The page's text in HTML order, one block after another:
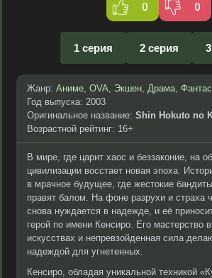
0 0
1 серия 2 серия
Жанр: Аниме, OVA, Экшен, Драма,
Год выпуска: 2003
Оригинальное название: Shin Hokuto no
Возрастной рейтинг: 16+
В мире, где царит хаос и беззаконие, на
цивилизации восстает новая эпоха.
в мрачное будущее, где жестокие
правят балом. На фоне разрухи и страха
снова нуждается в надежде, и её
герой по имени Кенсиро. Его мастерство
искусствах и непревзойденная сила
надеждой для угнетенных.
Кенсиро, обладая уникальной техникой